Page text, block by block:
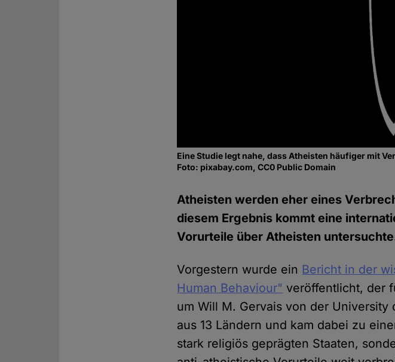
Eine Studie legt nahe, dass Atheisten häufiger mit
Foto: pixabay.com, CC0 Public Domain
Atheisten werden eher eines
diesem Ergebnis kommt eine
Vorurteile über Atheisten
Vorgestern wurde ein Bericht in der
Human Behaviour" veröffentlicht, der
um Will M. Gervais von der
aus 13 Ländern und kam dabei zu
stark religiös geprägten Staaten,